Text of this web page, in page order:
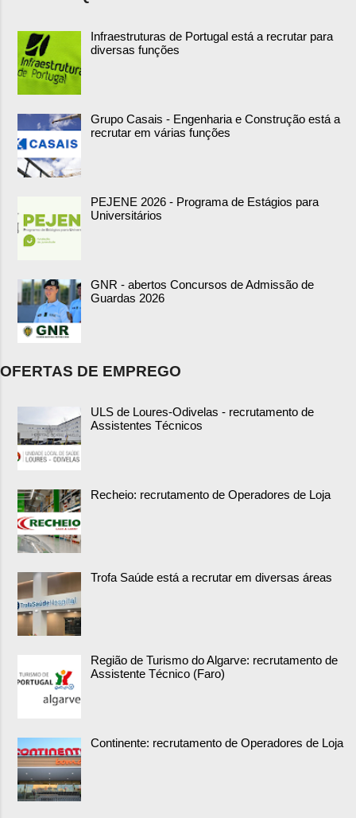
Infraestruturas de Portugal está a recrutar para
diversas funções
Grupo Casais - Engenharia e Construção está a
recrutar em várias funções
PEJENE 2026 - Programa de Estágios para
Universitários
GNR - abertos Concursos de Admissão de
Guardas 2026
OFERTAS DE EMPREGO
ULS de Loures-Odivelas - recrutamento de
Assistentes Técnicos
Recheio: recrutamento de Operadores de Loja
Trofa Saúde está a recrutar em diversas áreas
Região de Turismo do Algarve: recrutamento de
Assistente Técnico (Faro)
Continente: recrutamento de Operadores de Loja